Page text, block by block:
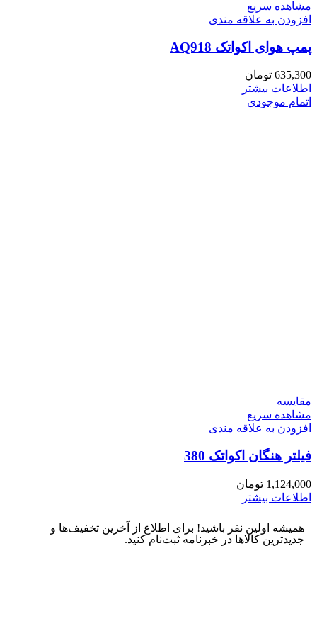
مشاهده سریع
افزودن به علاقه مندی
پمپ هوای اکواتک AQ918
635,300 تومان
اطلاعات بیشتر
اتمام موجودی
مقایسه
مشاهده سریع
افزودن به علاقه مندی
فیلتر هنگان اکواتک 380
1,124,000 تومان
اطلاعات بیشتر
همیشه اولین نفر باشید! برای اطلاع از آخرین تخفیف‌ها و
جدیدترین کالاها در خبرنامه ثبت‌نام کنید.